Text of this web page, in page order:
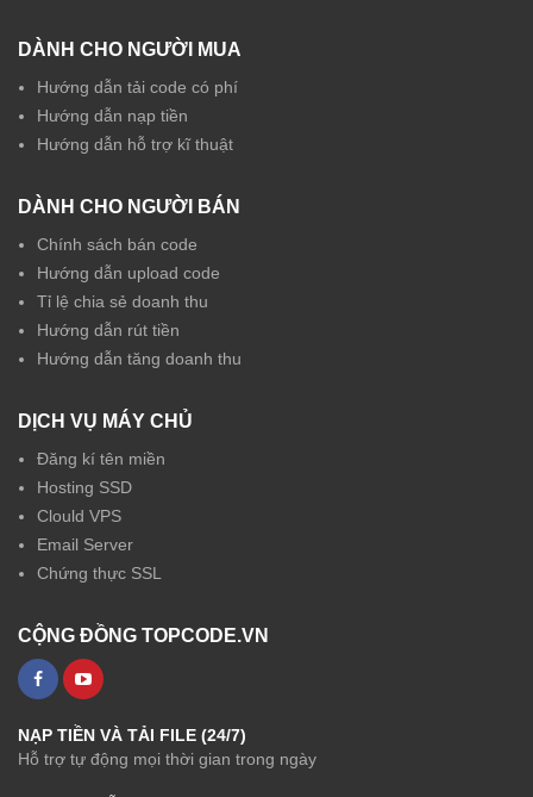
DÀNH CHO NGƯỜI MUA
Hướng dẫn tải code có phí
Hướng dẫn nạp tiền
Hướng dẫn hỗ trợ kĩ thuật
DÀNH CHO NGƯỜI BÁN
Chính sách bán code
Hướng dẫn upload code
Tỉ lệ chia sẻ doanh thu
Hướng dẫn rút tiền
Hướng dẫn tăng doanh thu
DỊCH VỤ MÁY CHỦ
Đăng kí tên miền
Hosting SSD
Clould VPS
Email Server
Chứng thực SSL
CỘNG ĐỒNG TOPCODE.VN
NẠP TIỀN VÀ TẢI FILE (24/7)
Hỗ trợ tự động mọi thời gian trong ngày